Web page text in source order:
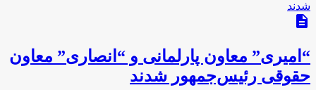
description
“امیری” معاون پارلمانی و “انصاری” معاون
حقوقی رئیس‌جمهور شدند